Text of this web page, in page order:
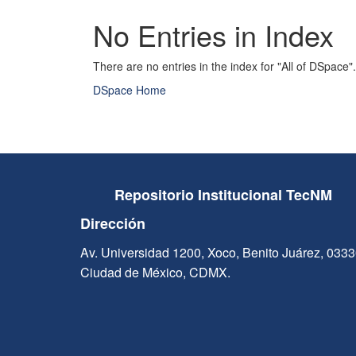
No Entries in Index
There are no entries in the index for "All of DSpace".
DSpace Home
Repositorio Institucional TecNM
Dirección
Av. Universidad 1200, Xoco, Benito Juárez,
Ciudad de México, CDMX.